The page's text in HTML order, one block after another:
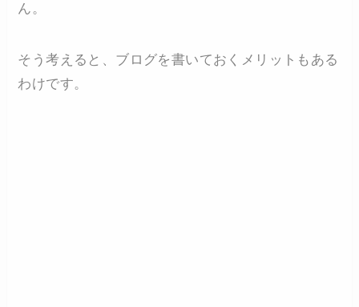
ん。
そう考えると、ブログを書いておくメリットもある
わけです。